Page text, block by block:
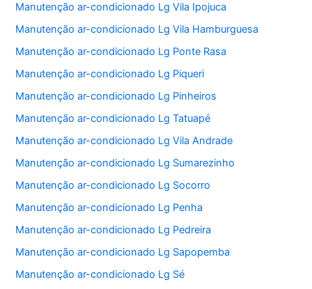
Manutenção ar-condicionado Lg Vila Ipojuca
Manutenção ar-condicionado Lg Vila Hamburguesa
Manutenção ar-condicionado Lg Ponte Rasa
Manutenção ar-condicionado Lg Piqueri
Manutenção ar-condicionado Lg Pinheiros
Manutenção ar-condicionado Lg Tatuapé
Manutenção ar-condicionado Lg Vila Andrade
Manutenção ar-condicionado Lg Sumarezinho
Manutenção ar-condicionado Lg Socorro
Manutenção ar-condicionado Lg Penha
Manutenção ar-condicionado Lg Pedreira
Manutenção ar-condicionado Lg Sapopemba
Manutenção ar-condicionado Lg Sé